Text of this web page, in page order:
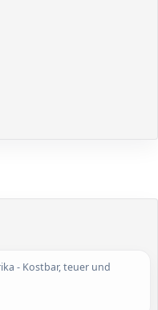
- Kostbar, teuer und